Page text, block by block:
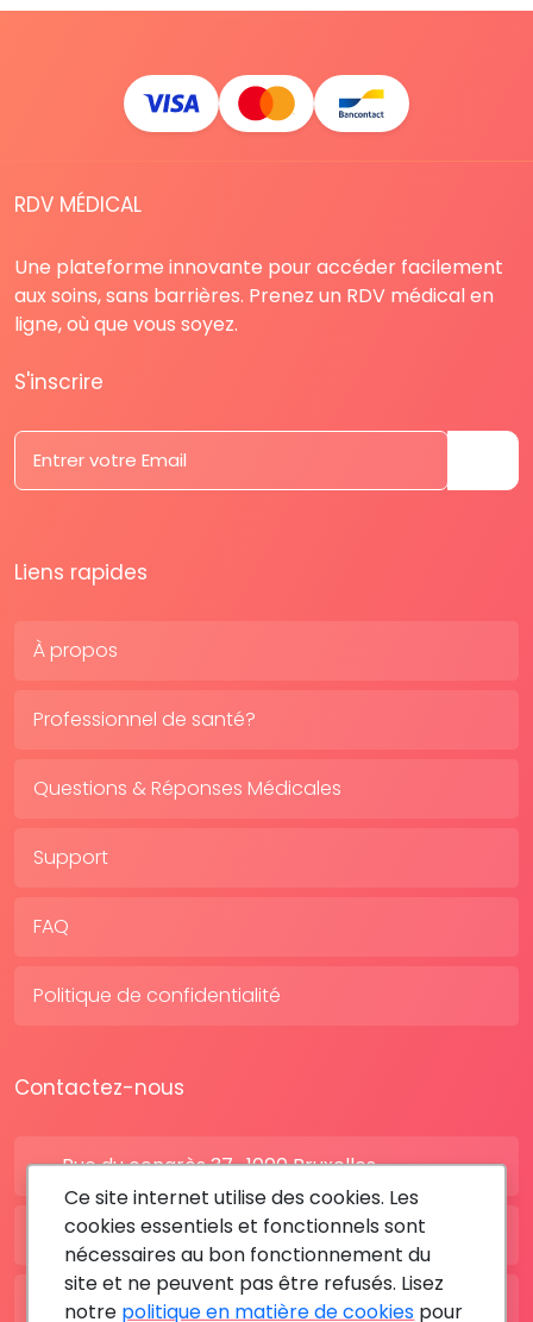
RDV MÉDICAL
Une plateforme innovante pour accéder facilement
aux soins, sans barrières. Prenez un RDV médical en
ligne, où que vous soyez.
S'inscrire
Liens rapides
À propos
Professionnel de santé?
Questions & Réponses Médicales
Support
FAQ
Politique de confidentialité
Contactez-nous
Rue du congrès 37 , 1000 Bruxelles
BE: +32 28080227
FR: +33 183642895
Ce site internet utilise des cookies. Les
cookies essentiels et fonctionnels sont
nécessaires au bon fonctionnement du
site et ne peuvent pas être refusés. Lisez
notre politique en matière de cookies pour